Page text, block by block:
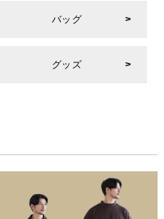
バッグ
グッズ